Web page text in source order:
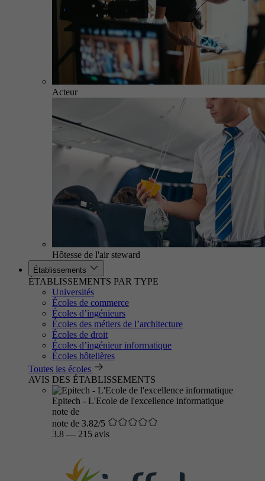
Acteur
Hôtesse de l'air steward
Établissements
ÉTABLISSEMENTS PAR TYPE
Universités
Écoles de commerce
Écoles d’ingénieurs
Écoles des métiers de l’architecture
Écoles de droit
Écoles d’ingénieur informatique
Écoles hôtelières
Toutes les écoles
AVIS DES ÉTABLISSEMENTS
Epitech - L'Ecole de l'excellence informatique
note de
note de 3.82/5
3.8 — 215 avis